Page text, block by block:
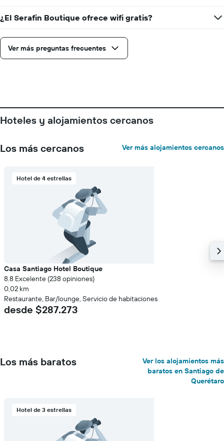
¿El Serafin Boutique ofrece wifi gratis?
Ver más preguntas frecuentes
Hoteles y alojamientos cercanos
Los más cercanos Ver más alojamientos cercanos
Hotel de 4 estrellas
Casa Santiago Hotel Boutique
8.8 Excelente (238 opiniones)
0,02 km
Restaurante, Bar/lounge, Servicio de habitaciones
desde $287.273
Los más baratos
Ver los alojamientos más
baratos en Santiago de
Querétaro
Hotel de 3 estrellas